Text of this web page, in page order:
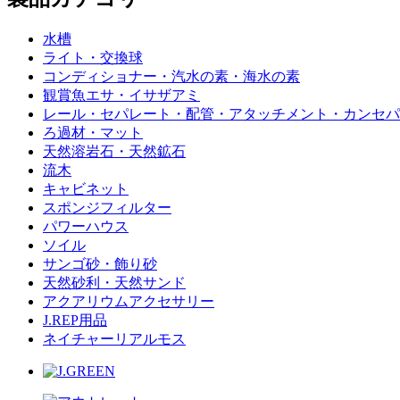
水槽
ライト・交換球
コンディショナー・汽水の素・海水の素
観賞魚エサ・イサザアミ
レール・セパレート・配管・アタッチメント・カンセ
ろ過材・マット
天然溶岩石・天然鉱石
流木
キャビネット
スポンジフィルター
パワーハウス
ソイル
サンゴ砂・飾り砂
天然砂利・天然サンド
アクアリウムアクセサリー
J.REP用品
ネイチャーリアルモス